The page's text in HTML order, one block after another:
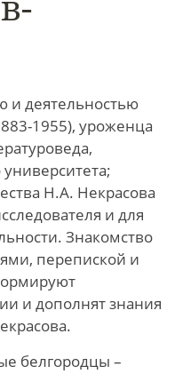
и деятельностью
1955), уроженца
Н.А. Некрасова
и для
Знакомство
перепиской и
и дополнят знания
белгородцы –